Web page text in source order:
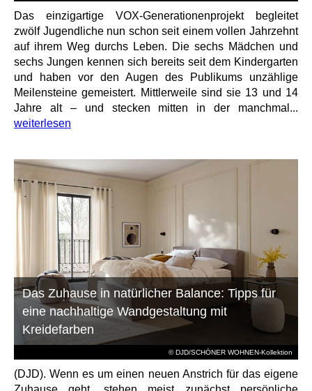
Das einzigartige VOX-Generationenprojekt begleitet
zwölf Jugendliche nun schon seit einem vollen Jahrzehnt
auf ihrem Weg durchs Leben. Die sechs Mädchen und
sechs Jungen kennen sich bereits seit dem Kindergarten
und haben vor den Augen des Publikums unzählige
Meilensteine gemeistert. Mittlerweile sind sie 13 und 14
Jahre alt – und stecken mitten in der manchmal...
weiterlesen
© DJD/SCHÖNER WOHNEN-Kollektion
Das Zuhause in natürlicher Balance: Tipps für
eine nachhaltige Wandgestaltung mit
Kreidefarben
(DJD). Wenn es um einen neuen Anstrich für das eigene